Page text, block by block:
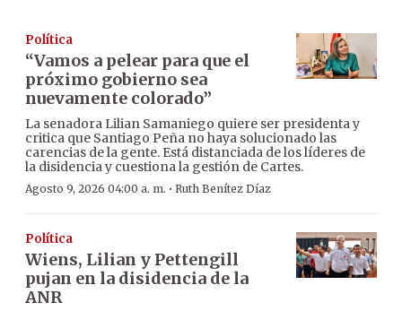
Política
“Vamos a pelear para que el
próximo gobierno sea
nuevamente colorado”
La senadora Lilian Samaniego quiere ser presidenta y
critica que Santiago Peña no haya solucionado las
carencias de la gente. Está distanciada de los líderes de
la disidencia y cuestiona la gestión de Cartes.
Agosto 9, 2026 04:00 a. m. · Ruth Benítez Díaz
Política
Wiens, Lilian y Pettengill
pujan en la disidencia de la
ANR